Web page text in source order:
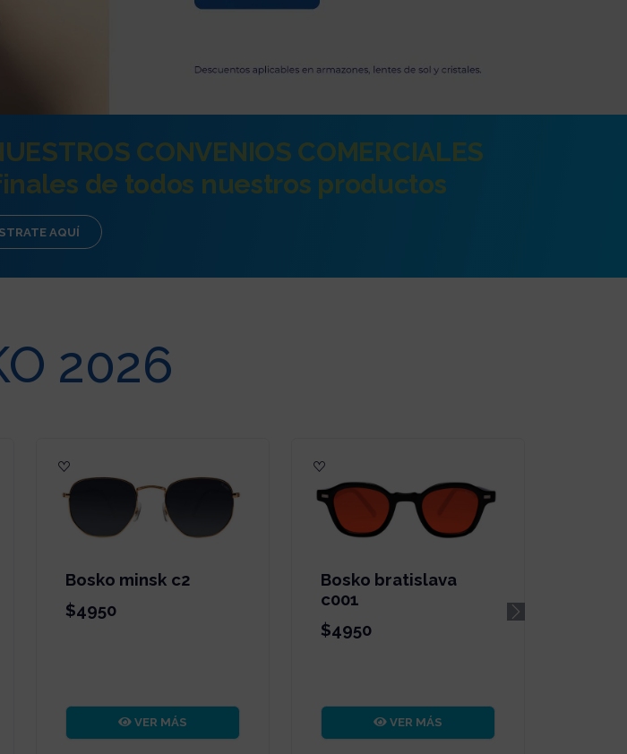
CONVENIOS COMERCIALES
de todos nuestros productos
AQUÍ
2026
Bosko minsk c2
$4950
VER MÁS
Bosko bratislava
c001
$4950
VER MÁS
Next